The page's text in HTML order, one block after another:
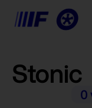
Stonic
0